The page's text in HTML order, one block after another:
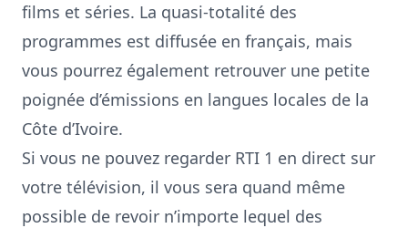
films et séries. La quasi-totalité des
programmes est diffusée en français, mais
vous pourrez également retrouver une petite
poignée d’émissions en langues locales de la
Côte d’Ivoire.
Si vous ne pouvez regarder RTI 1 en direct sur
votre télévision, il vous sera quand même
possible de revoir n’importe lequel des